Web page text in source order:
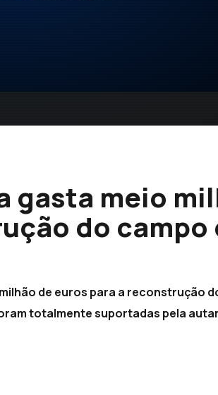
gasta meio
do campo
de euros para a reconstrução
totalmente suportadas pela